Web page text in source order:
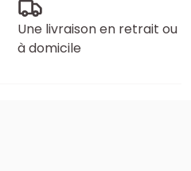
Une livraison en retrait ou
à domicile